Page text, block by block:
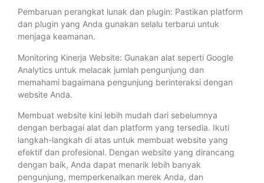
Pembaruan perangkat lunak dan plugin: Pastikan platform
dan plugin yang Anda gunakan selalu terbarui untuk
menjaga keamanan.
Monitoring Kinerja Website: Gunakan alat seperti Google
Analytics untuk melacak jumlah pengunjung dan
memahami bagaimana pengunjung berinteraksi dengan
website Anda.
Membuat website kini lebih mudah dari sebelumnya
dengan berbagai alat dan platform yang tersedia. Ikuti
langkah-langkah di atas untuk membuat website yang
efektif dan profesional. Dengan website yang dirancang
dengan baik, Anda dapat menarik lebih banyak
pengunjung, memperkenalkan merek Anda, dan